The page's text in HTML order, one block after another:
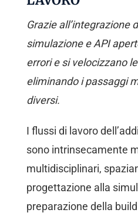
Grazie all’integrazione
simulazione e API
errori e si velocizzano
eliminando i passaggi
diversi.
I flussi di lavoro
sono intrinsecamente
multidisciplinari,
progettazione alla
preparazione della